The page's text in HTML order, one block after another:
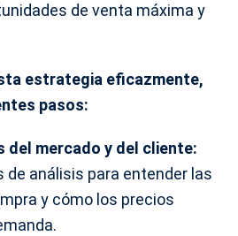
de venta máxima y
estrategia eficazmente,
pasos:
del mercado y del cliente:
de análisis para entender las
y cómo los precios